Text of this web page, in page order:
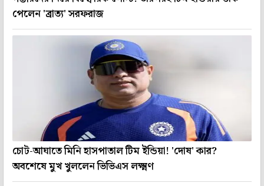
পেলেন 'ব্রাত্য' সরফরাজ
চোট-আঘাতে মিনি হাসপাতাল টিম ইন্ডিয়া! 'দোষ' কার?
অবশেষে মুখ খুললেন ভিভিএস লক্ষ্মণ